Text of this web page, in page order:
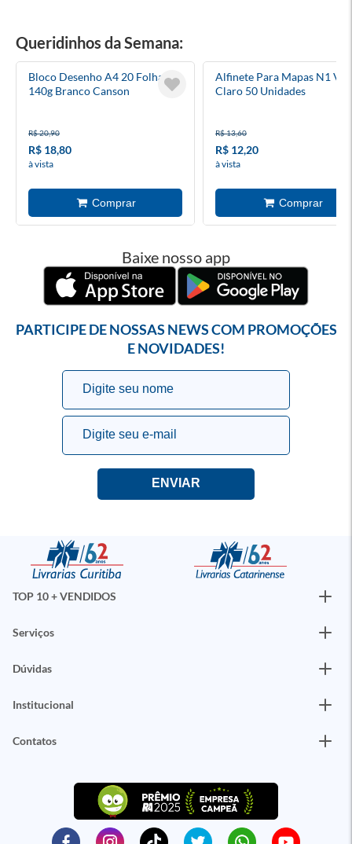
Queridinhos da Semana:
Bloco Desenho A4 20 Folhas
140g Branco Canson
R$ 20,90
R$ 18,80
à vista
Alfinete Para Mapas N1
Claro 50 Unidades
R$ 13,60
R$ 12,20
à vista
Baixe nosso app
PARTICIPE DE NOSSAS NEWS COM PROMOÇÕES
E NOVIDADES!
TOP 10 + VENDIDOS
Serviços
Dúvidas
Institucional
Contatos